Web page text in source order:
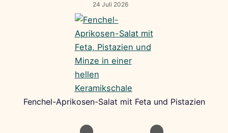
24 Juli 2026
Fenchel-Aprikosen-Salat mit Feta und Pistazien